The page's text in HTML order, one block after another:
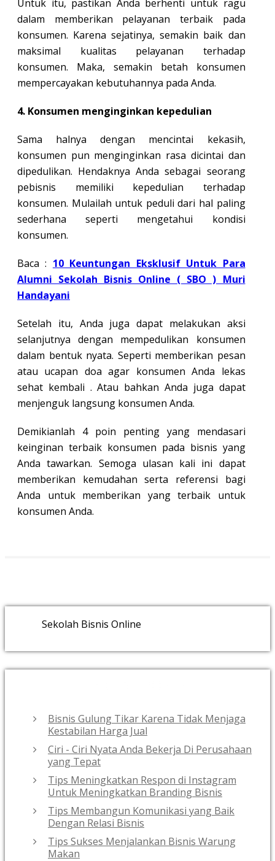
Untuk itu, pastikan Anda berhenti untuk ragu
dalam memberikan pelayanan terbaik pada
konsumen. Karena sejatinya, semakin baik dan
maksimal kualitas pelayanan terhadap
konsumen. Maka, semakin betah konsumen
mempercayakan kebutuhannya pada Anda.
4. Konsumen menginginkan kepedulian
Sama halnya dengan mencintai kekasih,
konsumen pun menginginkan rasa dicintai dan
dipedulikan. Hendaknya Anda sebagai seorang
pebisnis memiliki kepedulian terhadap
konsumen. Mulailah untuk peduli dari hal paling
sederhana seperti mengetahui kondisi
konsumen.
Baca : 10 Keuntungan Eksklusif Untuk Para
Alumni Sekolah Bisnis Online ( SBO ) Muri
Handayani
Setelah itu, Anda juga dapat melakukan aksi
selanjutnya dengan mempedulikan konsumen
dalam bentuk nyata. Seperti memberikan pesan
atau ucapan doa agar konsumen Anda lekas
sehat kembali . Atau bahkan Anda juga dapat
menjenguk langsung konsumen Anda.
Demikianlah 4 poin penting yang mendasari
keinginan terbaik konsumen pada bisnis yang
Anda tawarkan. Semoga ulasan kali ini dapat
memberikan kemudahan serta referensi bagi
Anda untuk memberikan yang terbaik untuk
konsumen Anda.
Sekolah Bisnis Online
Bisnis Gulung Tikar Karena Tidak Menjaga
Kestabilan Harga Jual
Ciri - Ciri Nyata Anda Bekerja Di Perusahaan
yang Tepat
Tips Meningkatkan Respon di Instagram
Untuk Meningkatkan Branding Bisnis
Tips Membangun Komunikasi yang Baik
Dengan Relasi Bisnis
Tips Sukses Menjalankan Bisnis Warung
Makan